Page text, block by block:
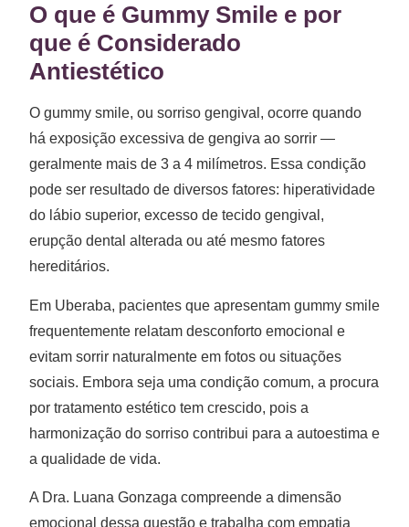
O que é Gummy Smile e por
que é Considerado
Antiestético
O gummy smile, ou sorriso gengival, ocorre quando
há exposição excessiva de gengiva ao sorrir —
geralmente mais de 3 a 4 milímetros. Essa condição
pode ser resultado de diversos fatores: hiperatividade
do lábio superior, excesso de tecido gengival,
erupção dental alterada ou até mesmo fatores
hereditários.
Em Uberaba, pacientes que apresentam gummy smile
frequentemente relatam desconforto emocional e
evitam sorrir naturalmente em fotos ou situações
sociais. Embora seja uma condição comum, a procura
por tratamento estético tem crescido, pois a
harmonização do sorriso contribui para a autoestima e
a qualidade de vida.
A Dra. Luana Gonzaga compreende a dimensão
emocional dessa questão e trabalha com empatia